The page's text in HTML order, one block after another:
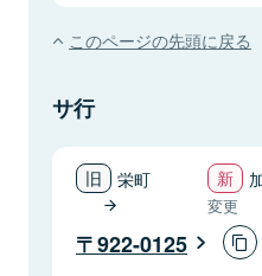
このページの先頭に戻る
サ行
栄町
変更
922-0125